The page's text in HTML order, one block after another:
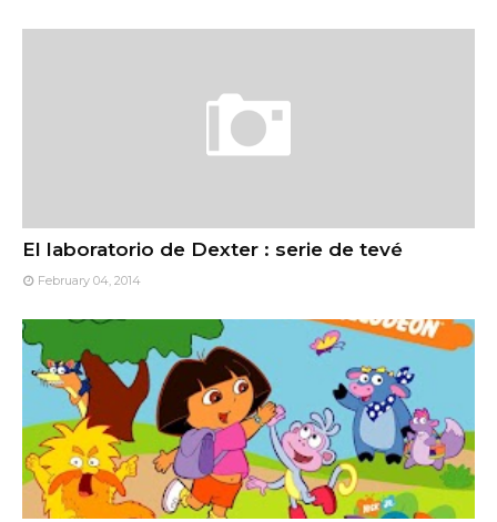
El laboratorio de Dexter : serie de tevé
February 04, 2014